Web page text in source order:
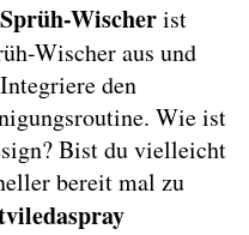
Wischerist
Wischer aus und
den
Wie ist
Bist du vielleicht
bereit mal zu